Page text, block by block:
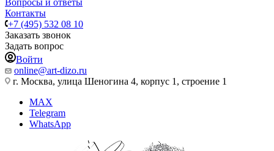
Вопросы и ответы
Контакты
+7 (495) 532 08 10
Заказать звонок
Задать вопрос
Войти
online@art-dizo.ru
г. Москва, улица Шеногина 4, корпус 1, строение 1
MAX
Telegram
WhatsApp